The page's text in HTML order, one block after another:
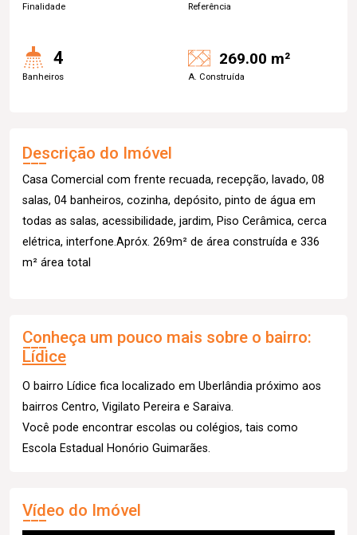
Finalidade Referência
4
Banheiros
269.00 m²
A. Construída
Descrição do Imóvel
Casa Comercial com frente recuada, recepção, lavado, 08
salas, 04 banheiros, cozinha, depósito, pinto de água em
todas as salas, acessibilidade, jardim, Piso Cerâmica, cerca
elétrica, interfone.Apróx. 269m² de área construída e 336
m² área total
Conheça um pouco mais sobre o bairro:
Lídice
O bairro Lídice fica localizado em Uberlândia próximo aos
bairros Centro, Vigilato Pereira e Saraiva.
Você pode encontrar escolas ou colégios, tais como
Escola Estadual Honório Guimarães.
Vídeo do Imóvel